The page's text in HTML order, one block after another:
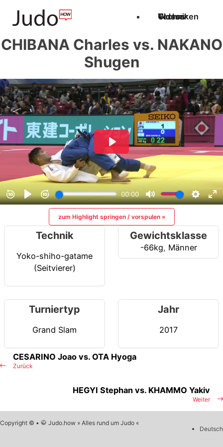
Techniken
Videos
Glossar
CHIBANA Charles vs. NAKANO
Shugen
zum Highlight springen / vorspulen »
Technik
Yoko-shiho-gatame
(Seitvierer)
Gewichtsklasse
-66kg, Männer
Turniertyp
Grand Slam
Jahr
2017
Zurück
CESARINO Joao vs. OTA Hyoga
Weiter
HEGYI Stephan vs. KHAMMO Yakiv
Copyright © • 🥋 Judo.how » Alles rund um Judo «
Deutsch